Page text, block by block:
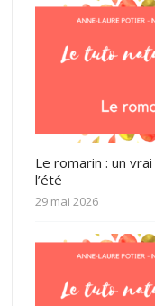
Le romarin : un
l’été
29 mai 2026